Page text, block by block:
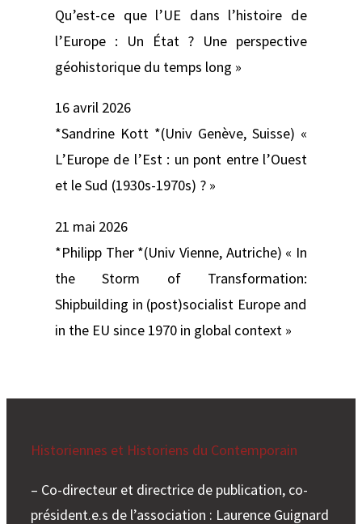
Qu’est-ce que l’UE dans l’histoire de
l’Europe : Un État ? Une perspective
géohistorique du temps long »
16 avril 2026
*Sandrine Kott *(Univ Genève, Suisse) «
L’Europe de l’Est : un pont entre l’Ouest
et le Sud (1930s-1970s) ? »
21 mai 2026
*Philipp Ther *(Univ Vienne, Autriche) « In
the Storm of Transformation:
Shipbuilding in (post)socialist Europe and
in the EU since 1970 in global context »
Historiennes et Historiens du Contemporain
– Co-directeur et directrice de publication, co-
président.e.s de l’association : Laurence Guignard